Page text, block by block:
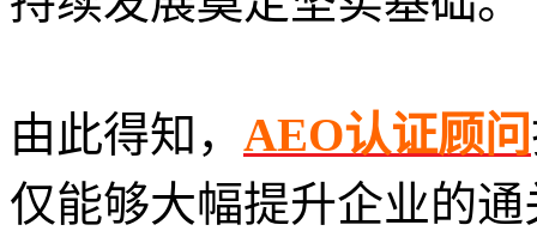
由此得知， AEO认证顾问
仅能够大幅提升企业的